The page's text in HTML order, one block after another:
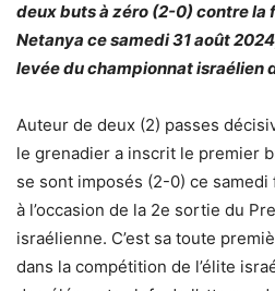
deux buts à zéro (2-0) contre la
Netanya ce samedi 31 août
levée du championnat israélien
Auteur de deux (2) passes
le grenadier a inscrit le premier
se sont imposés (2-0) ce samedi
à l’occasion de la 2e sortie du
israélienne. C’est sa toute
dans la compétition de l’élite